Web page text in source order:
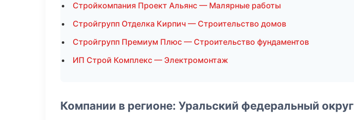
Стройкомпания Проект Альянс — Малярные работы
Стройгрупп Отделка Кирпич — Строительство домов
Стройгрупп Премиум Плюс — Строительство фундаментов
ИП Строй Комплекс — Электромонтаж
Компании в регионе: Уральский федеральный округ